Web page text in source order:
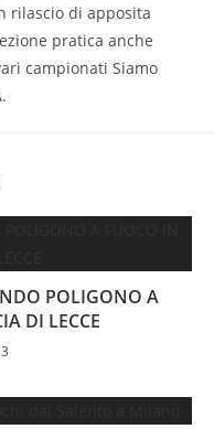
rilascio di apposita
pratica anche
campionati Siamo
POLIGONO A
DI LECCE